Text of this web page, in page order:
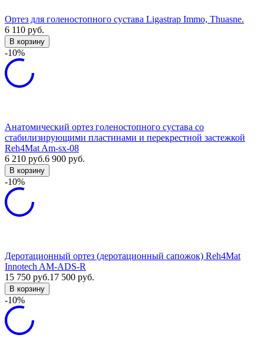
Ортез для голеностопного сустава Ligastrap Immo, Thuasne.
6 110 руб.
В корзину
-10%
Анатомический ортез голеностопного сустава со
стабилизирующими пластинами и перекрестной застежкой
Reh4Mat Am-sx-08
6 210 руб.6 900 руб.
В корзину
-10%
Деротационный ортез (деротационный сапожок) Reh4Mat
Innotech AM-ADS-R
15 750 руб.17 500 руб.
В корзину
-10%